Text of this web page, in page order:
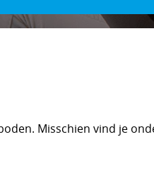
Misschien vind je